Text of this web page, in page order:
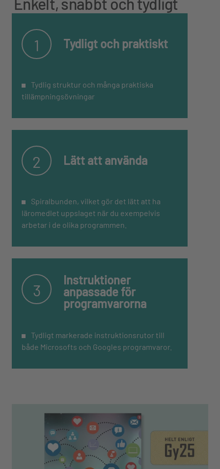
1 Tydligt och praktiskt
Tydlig struktur och många praktiska
tillämpningsövningar
2 Lätt att använda
Spiralbunden, vilket gör det lätt att ha
läromedlet uppslaget när du exempelvis
arbetar i de olika programmen.
3
Instruktioner
anpassade för
programvarorna
Tydligt markerade instruktionsrutor till
både Microsofts och Googles programvaror.